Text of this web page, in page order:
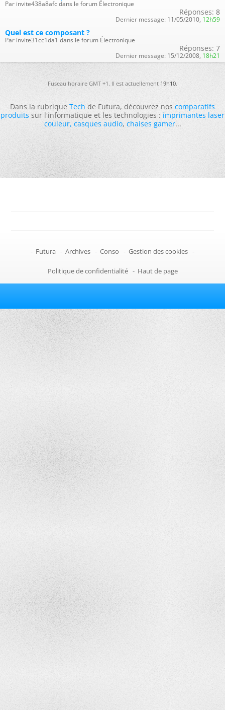
Par invite438a8afc dans le forum Électronique
Réponses: 8
Dernier message: 11/05/2010, 12h59
Quel est ce composant ?
Par invite31cc1da1 dans le forum Électronique
Réponses: 7
Dernier message: 15/12/2008, 18h21
Fuseau horaire GMT +1. Il est actuellement19h10.
Dans la rubriqueTechde Futura, découvrez noscomparatifs
produitssur l'informatique et les technologies :imprimantes laser
couleur,casques audio,chaises gamer...
- Futura - Archives - Conso - Gestion des cookies -
Politique de confidentialité - Haut de page